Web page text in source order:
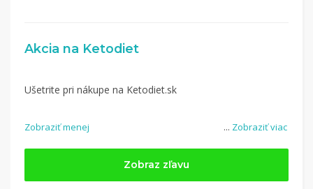
Akcia na Ketodiet
... Zobraziť viac
Ušetrite pri nákupe na Ketodiet.sk
Zobraziť menej
Zobraz zľavu